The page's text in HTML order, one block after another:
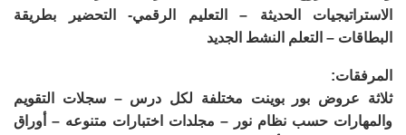
الاستراتيجيات الحديثة – التعليم الرقمي- التحضير بطريقة
البطاقات – التعلم النشط الجديد
المرفقات:
ثلاثة عروض بور بوينت مختلفة لكل درس – سجلات التقويم
والمهارات حسب نظام نور – مجلدات اختبارات متنوعه – أوراق